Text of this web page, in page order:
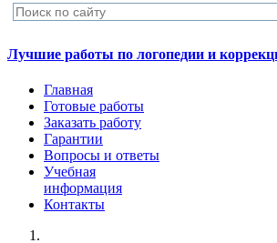
Лучшие работы по логопедии и
Главная
Готовые работы
Заказать работу
Гарантии
Вопросы и ответы
Учебная
информация
Контакты